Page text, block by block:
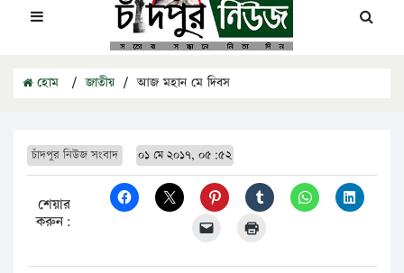
হোম / জাতীয় / আজ মহান মে দিবস
চাঁদপুর নিউজ সংবাদ ০১ মে ২০১৭, ০৫:৫২
শেয়ার
করুন: